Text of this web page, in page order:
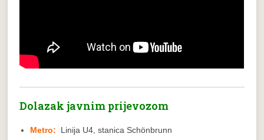
Dolazak javnim prijevozom
Metro: Linija U4, stanica Schönbrunn